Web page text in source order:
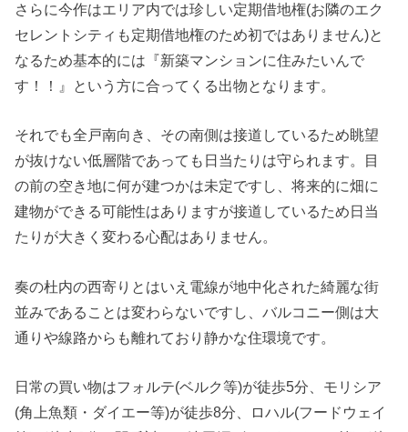
さらに今作はエリア内では珍しい定期借地権(お隣のエク
セレントシティも定期借地権のため初ではありません)と
なるため基本的には『新築マンションに住みたいんで
す！！』という方に合ってくる出物となります。
それでも全戸南向き、その南側は接道しているため眺望
が抜けない低層階であっても日当たりは守られます。目
の前の空き地に何が建つかは未定ですし、将来的に畑に
建物ができる可能性はありますが接道しているため日当
たりが大きく変わる心配はありません。
奏の杜内の西寄りとはいえ電線が地中化された綺麗な街
並みであることは変わらないですし、バルコニー側は大
通りや線路からも離れており静かな住環境です。
日常の買い物はフォルテ(ベルク等)が徒歩5分、モリシア
(角上魚類・ダイエー等)が徒歩8分、ロハル(フードウェイ